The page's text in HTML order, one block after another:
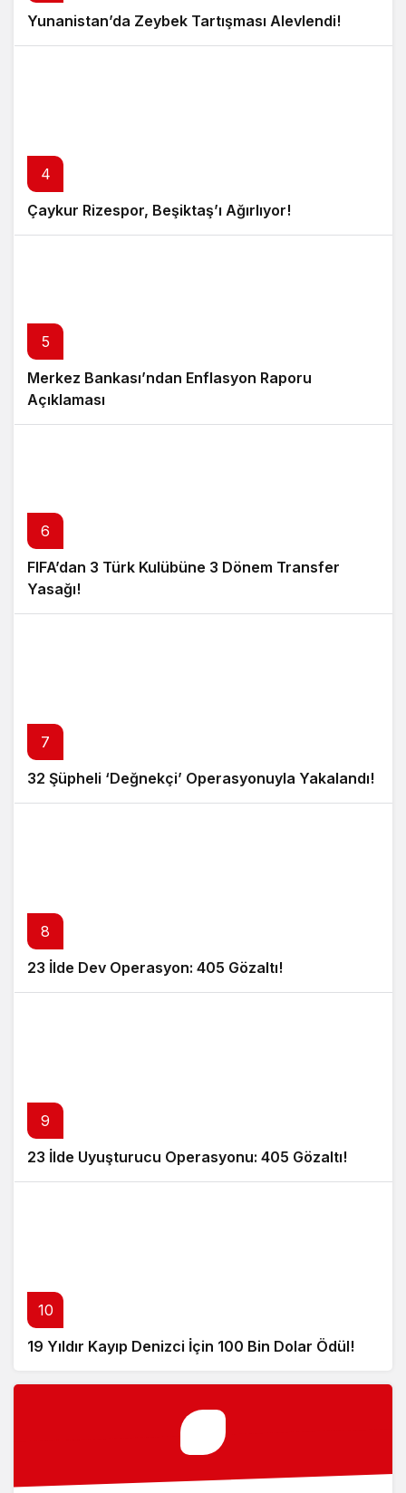
Yunanistan’da Zeybek Tartışması Alevlendi!
4
Çaykur Rizespor, Beşiktaş’ı Ağırlıyor!
5
Merkez Bankası’ndan Enflasyon Raporu
Açıklaması
6
FIFA’dan 3 Türk Kulübüne 3 Dönem Transfer
Yasağı!
7
32 Şüpheli ‘Değnekçi’ Operasyonuyla Yakalandı!
8
23 İlde Dev Operasyon: 405 Gözaltı!
9
23 İlde Uyuşturucu Operasyonu: 405 Gözaltı!
10
19 Yıldır Kayıp Denizci İçin 100 Bin Dolar Ödül!